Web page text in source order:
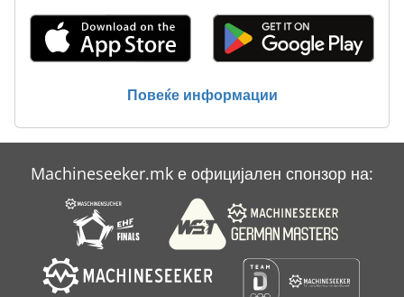
Повеќе информации
Machineseeker.mk е официјален спонзор на: